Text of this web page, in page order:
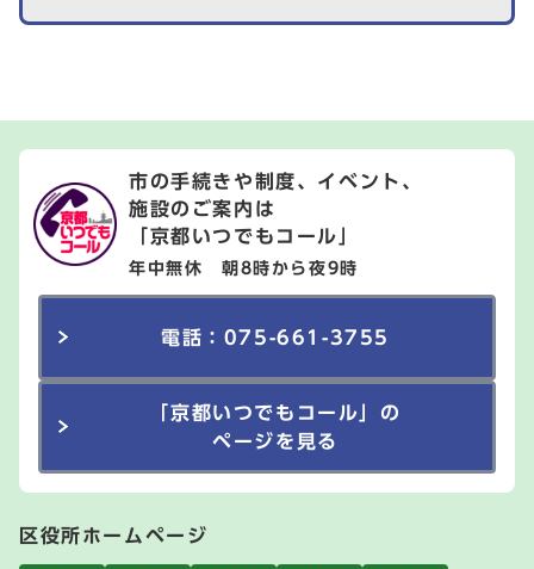
市の手続きや制度、イベント、
施設のご案内は
「京都いつでもコール」
年中無休 朝8時から夜9時
電話：075-661-3755
「京都いつでもコール」の
ページを見る
区役所ホームページ